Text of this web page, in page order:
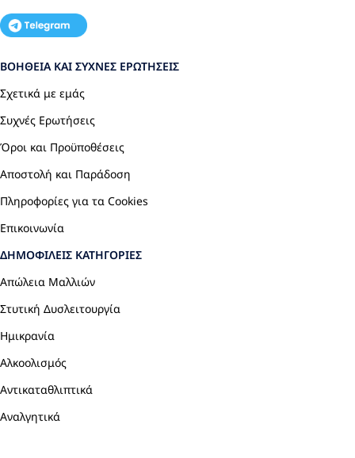
ΒΟΉΘΕΙΑ ΚΑΙ ΣΥΧΝΈΣ ΕΡΩΤΉΣΕΙΣ
Σχετικά με εμάς
Συχνές Ερωτήσεις
Όροι και Προϋποθέσεις
Αποστολή και Παράδοση
Πληροφορίες για τα Cookies
Επικοινωνία
ΔΗΜΟΦΙΛΕΊΣ ΚΑΤΗΓΟΡΊΕΣ
Απώλεια Μαλλιών
Στυτική Δυσλειτουργία
Ημικρανία
Αλκοολισμός
Αντικαταθλιπτικά
Αναλγητικά